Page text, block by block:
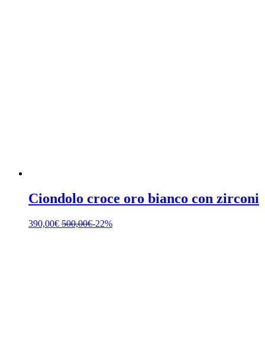
Ciondolo croce oro bianco con zirconi
390,00€ 500,00€-22%